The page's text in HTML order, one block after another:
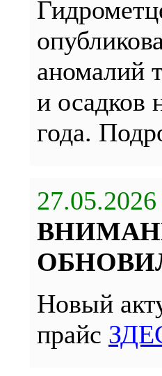
аномалий
и осадков
года.
27.05.2026
Новый
прайс